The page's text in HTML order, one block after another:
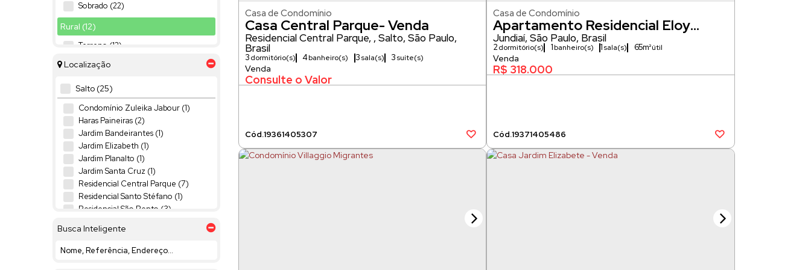
Sobrado (22)
Rural (12)
Terreno (12)
Industrial (11)
Galpão (9)
Lote/terreno (2)
Comercial (10)
Comercial (7)
Loja (1)
Terreno (2)
Misto (7)
Outros (6)
Localização
Salto (25)
Condomínio Zuleika Jabour (1)
Haras Paineiras (2)
Jardim Bandeirantes (1)
Jardim Elizabeth (1)
Jardim Planalto (1)
Jardim Santa Cruz (1)
Residencial Central Parque (7)
Residencial Santo Stéfano (1)
Residencial São Bento (3)
Terras de Santa Rosa II (1)
VILLAGE MOUTONNÉE (5)
Busca Inteligente
Casa Central Parque- Venda
Casa de Condomínio
Consulte o Valor
19361405307
Residencial Central Parque , Salto, São Paulo,
Brasil
3 dormitório(s) 4banheiro(s) 3 sala(s) 3suíte(s)
299 ~ 3000m²
Apartamento Residencial Eloy
Chaves- Jundiai- Venda
Casa de Condomínio
R$ 318.000
19371405486
Jundiaí,São Paulo, Brasil
2dormitório(s) 1banheiro(s) 1sala(s) 65m²